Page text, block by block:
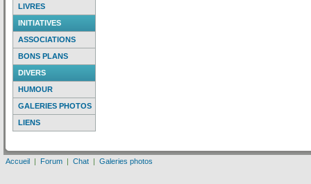
LIVRES
INITIATIVES
ASSOCIATIONS
BONS PLANS
DIVERS
HUMOUR
GALERIES PHOTOS
LIENS
Accueil | Forum | Chat | Galeries photos